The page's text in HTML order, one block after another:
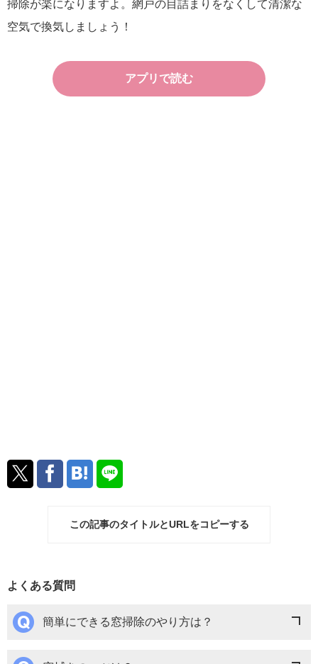
掃除が楽になりますよ。網戸の目詰まりをなくして清潔な
空気で換気しましょう！
アプリで読む
この記事のタイトルとURLをコピーする
よくある質問
簡単にできる窓掃除のやり方は？